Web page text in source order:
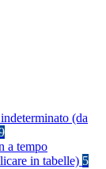
(da
a tempo
in tabelle) 5